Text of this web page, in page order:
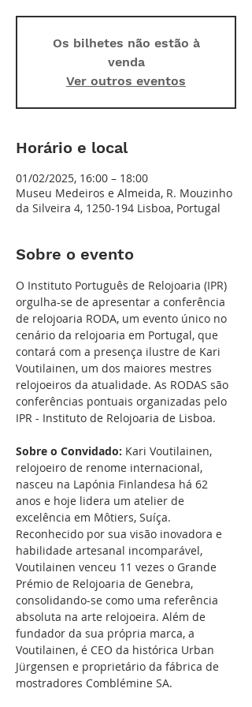
Os bilhetes não estão à
venda
Ver outros eventos
Horário e local
01/02/2025, 16:00 – 18:00
Museu Medeiros e Almeida, R. Mouzinho
da Silveira 4, 1250-194 Lisboa, Portugal
Sobre o evento
O Instituto Português de Relojoaria (IPR)
orgulha-se de apresentar a conferência
de relojoaria RODA, um evento único no
cenário da relojoaria em Portugal, que
contará com a presença ilustre de Kari
Voutilainen, um dos maiores mestres
relojoeiros da atualidade. As RODAS são
conferências pontuais organizadas pelo
IPR - Instituto de Relojoaria de Lisboa.
Sobre o Convidado: Kari Voutilainen,
relojoeiro de renome internacional,
nasceu na Lapónia Finlandesa há 62
anos e hoje lidera um atelier de
excelência em Môtiers, Suíça.
Reconhecido por sua visão inovadora e
habilidade artesanal incomparável,
Voutilainen venceu 11 vezes o Grande
Prémio de Relojoaria de Genebra,
consolidando-se como uma referência
absoluta na arte relojoeira. Além de
fundador da sua própria marca, a
Voutilainen, é CEO da histórica Urban
Jürgensen e proprietário da fábrica de
mostradores Comblémine SA.